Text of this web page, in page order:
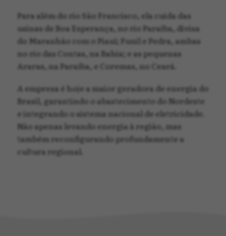
Para além do rio São Francisco, ela cuida das
usinas de Boa Esperança, no rio Paraíba, divisa
do Maranhão com o Piauí; Funil e Pedra, ambas
no rio das Contas, na Bahia; e as pequenas
Araras, na Paraíba, e Coremas, no Ceará.
A empresa é hoje a maior geradora de energia do
Brasil, garantindo o abastecimento do Nordeste
e integrando o sistema nacional de eletricidade.
Não apenas levando energia à região, mas
também reconfigurando profundamente a
cultura regional.